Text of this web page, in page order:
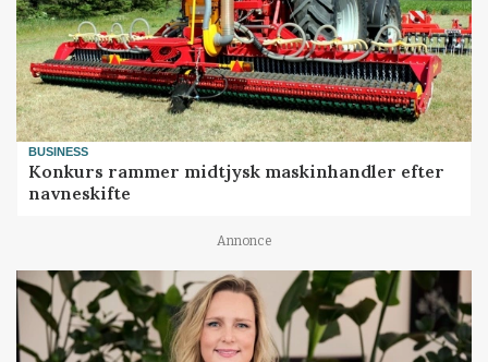
BUSINESS
Konkurs rammer midtjysk maskinhandler efter
navneskifte
Annonce